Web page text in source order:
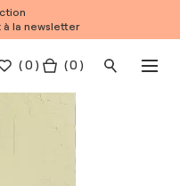
la newsletter
(0 ) ( 0 )